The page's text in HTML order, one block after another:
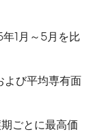
1月～5月を比
よび平均専有面
ごとに最高価